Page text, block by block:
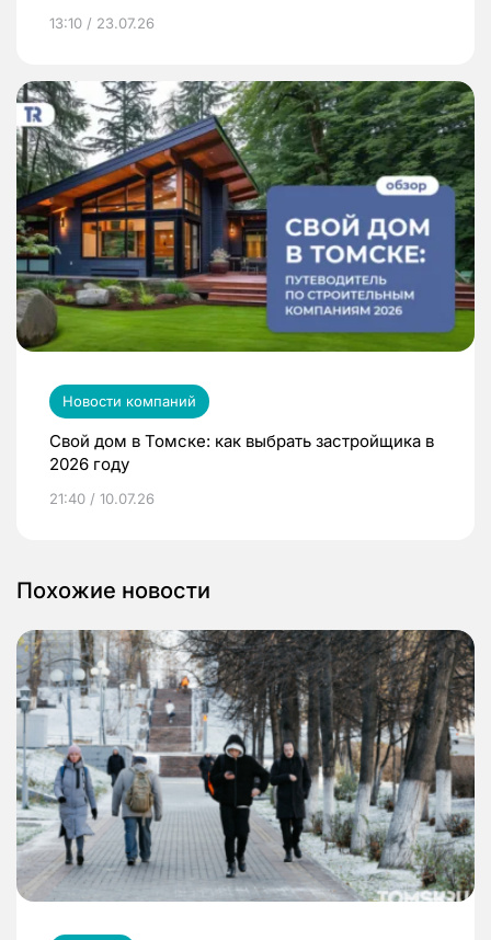
13:10 / 23.07.26
Новости компаний
Свой дом в Томске: как выбрать застройщика в
2026 году
21:40 / 10.07.26
Похожие новости